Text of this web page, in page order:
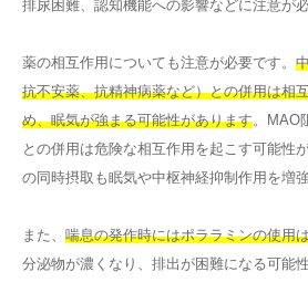
排尿困難、認知機能への影響などに注意が必
薬の相互作用についても注意が必要です。
抗不安薬、抗精神病薬など）との併用は相
め、眠気が強まる可能性があります。MAO
との併用は危険な相互作用を起こす可能性
の同時摂取も眠気や中枢神経抑制作用を増強
また、 喘息の発作時にはポララミンの使用
分泌物が濃くなり、排出が困難になる可能